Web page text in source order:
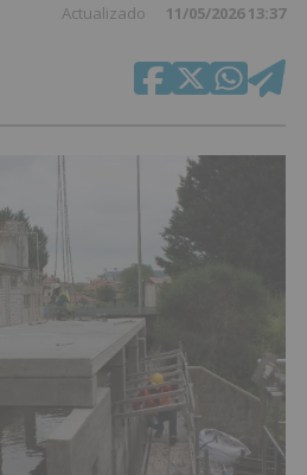
Actualizado 11/05/2026 13:37